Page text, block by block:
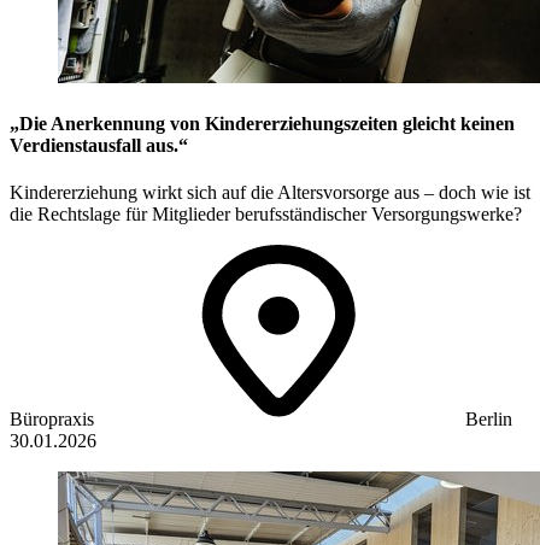
„Die Anerkennung von Kindererziehungszeiten gleicht keinen
Verdienstausfall aus.“
Kindererziehung wirkt sich auf die Altersvorsorge aus – doch wie ist
die Rechtslage für Mitglieder berufsständischer Versorgungswerke?
Büropraxis
Berlin
30.01.2026